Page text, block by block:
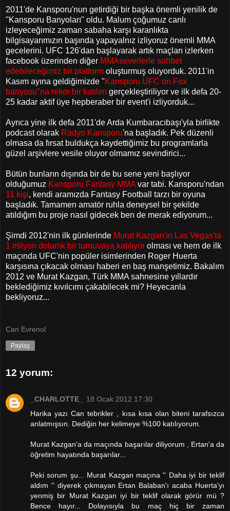
2011'de Kansporu'nun getirdiği bir başka önemli yenilik de
"Kansporu Banyoları" oldu. Malum çoğumuz canlı
izleyeceğimiz zaman sabaha karşı karanlıkta
bilgisayarımızın başında yapayalnız izliyoruz önemli MMA
gecelerini. UFC 126'dan başlayarak artık maçları izlerken
facebook üzerinden diğer MMAseverlerle sohbet
edebileceğimiz bir platform oluşturmuş oluyorduk. 2011'in
Kasım ayına geldiğimizde "Kansporu UFC on Fox
banyosu"na rekor bir katılım gerçekleştiriliyor ve ilk defa 20-
25 kadar aktif üye hepberaber bir event'i izliyorduk...
Ayrıca yine ilk defa 2011'de Arda Kumbaracıbaşı'yla birlikte
podcast olarak Radyo Kansporu'na başladık. Pek düzenli
olmasa da fırsat buldukça kaydettiğimiz bu programlarla
güzel arşivlere vesile oluyor olmamız sevindirici...
Bütün bunların dışında bir de bu sene yeni başlıyor
olduğumuz Kansporu Fantasy MMA var tabi. Kansporu'ndan
11 kişi, kendi aramızda Fantasy Football tarzı bir oyuna
başladık. Tamamen amatör ruhla deneysel bir şekilde
atıldığım bu proje nasıl gidecek ben de merak ediyorum...
Şimdi 2012'nin ilk günlerinde Murat Kazgan'ın Las Vegas'ta
1 milyon dolarlık bir turnuvaya katılıyor olması ve hem de ilk
maçında UFC'nin popüler isimlerinden Roger Huerta
karşısına çıkacak olması haberi en baş manşetimiz. Bakalım
2012 ve Murat Kazgan, Türk MMA sahnesine yıllardır
beklediğimiz kıvılcımı çakabilecek mi? Heyecanla
bekliyoruz...
Can Evrenol
Paylaş
12 yorum:
_CHARLOTTE_
18 Ocak 2012 17:30
Harika yazı Can tebrikler , kısa kısa olan biteni tarafsızca
anlatmışsın. Dediğin her kelimeye %100 katılıyorum.
Murat Kazgan'a da maçında başarılar diliyorum , Ertan'a da
öğretim hayatında başarılar...
Peki sorum şu... Murat Kazgan maçına '' Daha iyi bir teklif
aldım '' diyerek çıkmayan Ertan Balaban'ı acaba Huerta'yı
yenmiş bir Murat Kazgan iyi bir teklif olarak görür mü ?
Bence hayır... Dolayısıyla bu maç hiç bir zaman